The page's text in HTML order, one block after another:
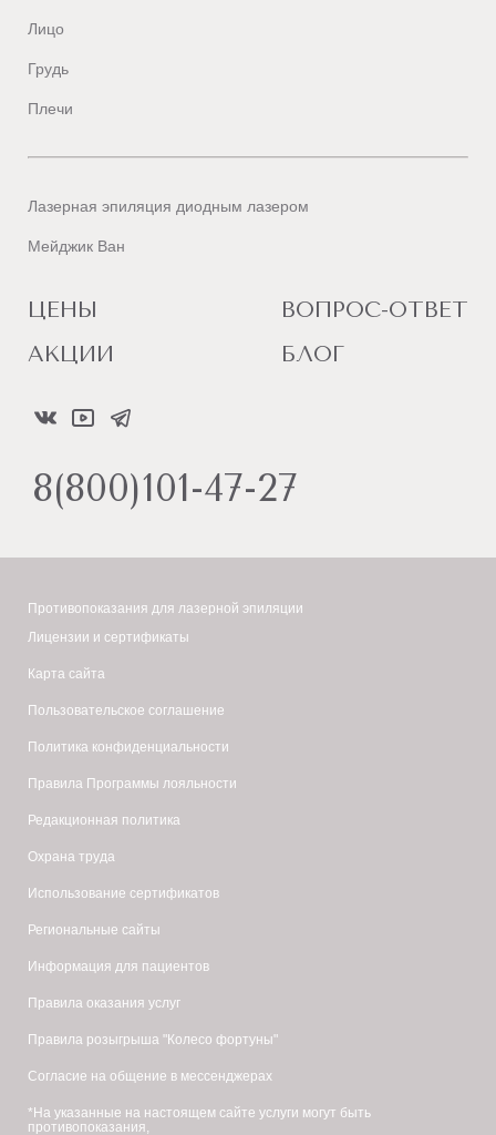
Лицо
Грудь
Плечи
Лазерная эпиляция диодным лазером
Мейджик Ван
ЦЕНЫ
АКЦИИ
ВОПРОС-ОТВЕТ
БЛОГ
8(800)101-47-27
Противопоказания для лазерной эпиляции
Лицензии и сертификаты
Карта сайта
Пользовательское соглашение
Политика конфиденциальности
Правила Программы лояльности
Редакционная политика
Охрана труда
Использование сертификатов
Региональные сайты
Информация для пациентов
Правила оказания услуг
Правила розыгрыша "Колесо фортуны"
Согласие на общение в мессенджерах
*На указанные на настоящем сайте услуги могут быть
противопоказания,